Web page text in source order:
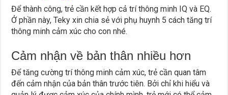
Để thành công, trẻ cần kết hợp cả trí thông minh IQ và EQ.
Ở phần này, Teky xin chia sẻ với phụ huynh 5 cách tăng trí
thông minh cảm xúc cho con nhé.
Cảm nhận về bản thân nhiều hơn
Để tăng cường trí thông minh cảm xúc, trẻ cần quan tâm
đến cảm nhận của bản thân trước tiên. Bởi chỉ khi hiểu và